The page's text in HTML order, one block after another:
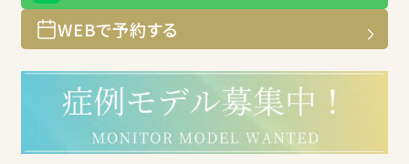
WEBで予約する